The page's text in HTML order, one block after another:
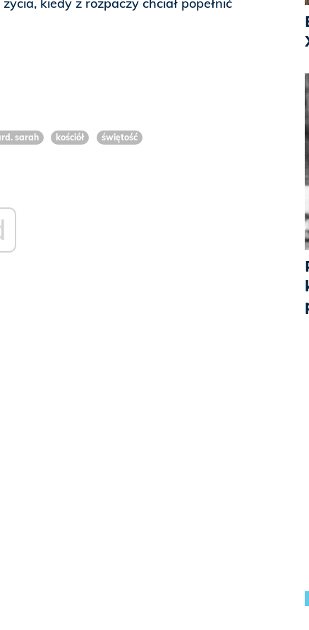
kiedy z rozpaczy chciał popełnić
sarah kościół świętość